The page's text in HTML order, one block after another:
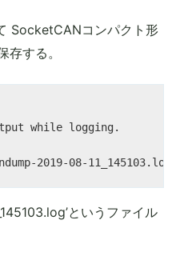
SocketCANコンパクト形
する。
while logging.
というファイル